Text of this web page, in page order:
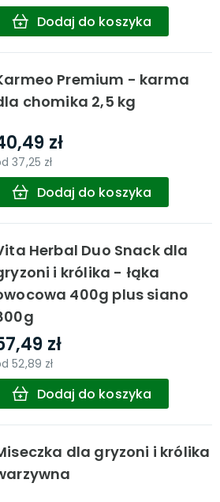
Dodaj do koszyka
Premium - karma
chomika 2,5 kg
zł
37,25 zł
Dodaj do koszyka
Herbal Duo Snack dla
i królika - łąka
400g plus siano
zł
52,89 zł
Dodaj do koszyka
dla gryzoni i królika